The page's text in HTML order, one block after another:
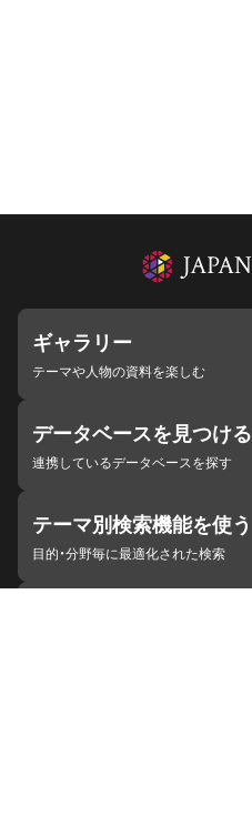
ギャラリー
テーマや人物の資料を楽しむ
データベースを見つける
連携しているデータベースを探す
テーマ別検索機能を使う
目的・分野毎に最適化された検索